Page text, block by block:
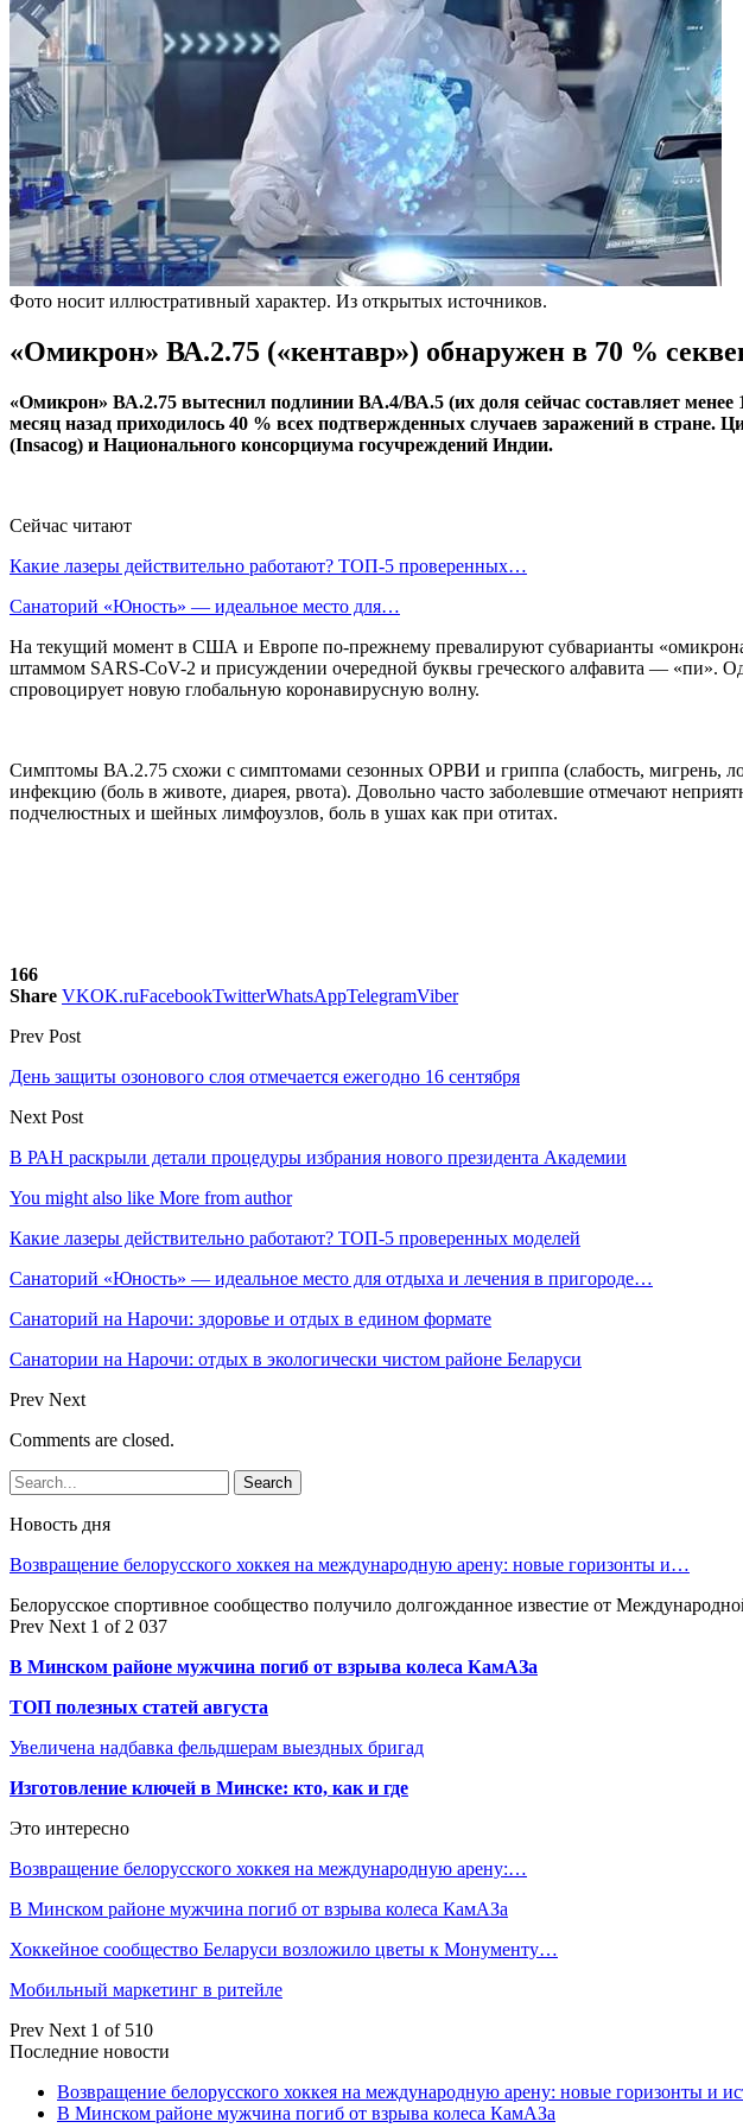
Фото носит иллюстративный характер. Из открытых источников.
«Омикрон» ВА.2.75 («кентавр») обнаружен в 70 %
«Омикрон» ВА.2.75 вытеснил подлинии ВА.4/ВА.5 (их доля сейчас составляет
месяц назад приходилось 40 % всех подтвержденных случаев заражений в
(Insacog) и Национального консорциума госучреждений Индии.
Сейчас читают
Какие лазеры действительно работают? ТОП-5 проверенных…
Санаторий «Юность» — идеальное место для…
На текущий момент в США и Европе по-прежнему превалируют субварианты
штаммом SARS-CoV-2 и присуждении очередной буквы греческого алфавита — «пи».
спровоцирует новую глобальную коронавирусную волну.
Симптомы ВА.2.75 схожи с симптомами сезонных ОРВИ и гриппа (слабость, мигрень,
инфекцию (боль в животе, диарея, рвота). Довольно часто заболевшие отмечают
подчелюстных и шейных лимфоузлов, боль в ушах как при отитах.
166
Share VKOK.ruFacebookTwitterWhatsAppTelegramViber
Prev Post
День защиты озонового слоя отмечается ежегодно 16 сентября
Next Post
В РАН раскрыли детали процедуры избрания нового президента Академии
You might also like More from author
Какие лазеры действительно работают? ТОП-5 проверенных моделей
Санаторий «Юность» — идеальное место для отдыха и лечения в пригороде…
Санаторий на Нарочи: здоровье и отдых в едином формате
Санатории на Нарочи: отдых в экологически чистом районе Беларуси
Prev Next
Comments are closed.
Новость дня
Возвращение белорусского хоккея на международную арену: новые горизонты и…
Белорусское спортивное сообщество получило долгожданное известие от
Prev Next 1 of 2 037
В Минском районе мужчина погиб от взрыва колеса КамАЗа
ТОП полезных статей августа
Увеличена надбавка фельдшерам выездных бригад
Изготовление ключей в Минске: кто, как и где
Это интересно
Возвращение белорусского хоккея на международную арену:…
В Минском районе мужчина погиб от взрыва колеса КамАЗа
Хоккейное сообщество Беларуси возложило цветы к Монументу…
Мобильный маркетинг в ритейле
Prev Next 1 of 510
Последние новости
Возвращение белорусского хоккея на международную арену: новые горизонты и
В Минском районе мужчина погиб от взрыва колеса КамАЗа